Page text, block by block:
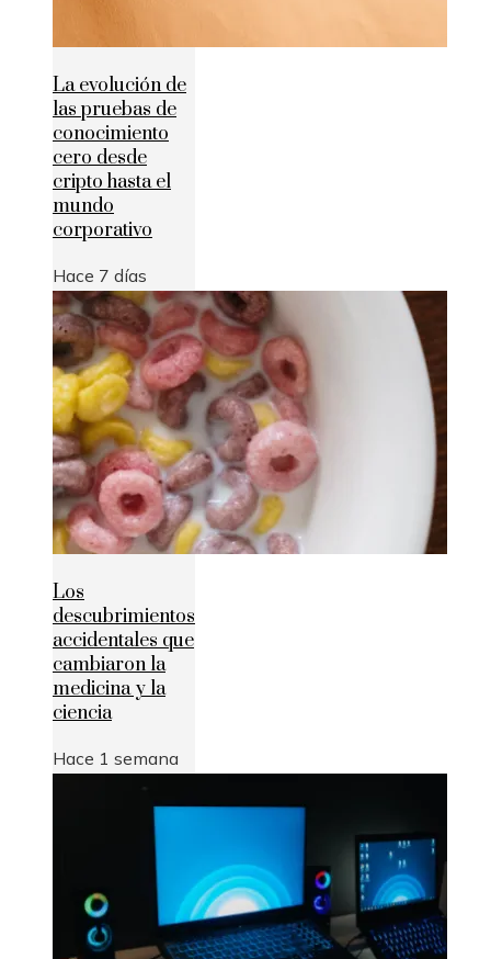
La evolución de
las pruebas de
conocimiento
cero desde
cripto hasta el
mundo
corporativo
Hace 7 días
Los
descubrimientos
accidentales que
cambiaron la
medicina y la
ciencia
Hace 1 semana